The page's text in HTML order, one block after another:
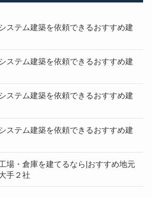
ステム建築を依頼できるおすすめ建
ステム建築を依頼できるおすすめ建
ステム建築を依頼できるおすすめ建
ステム建築を依頼できるおすすめ建
場・倉庫を建てるなら|おすすめ地元
手２社